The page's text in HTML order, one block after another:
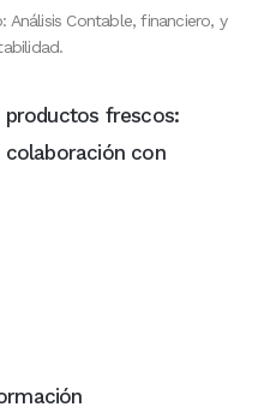
Análisis Contable, financiero, y
productos frescos:
colaboración con